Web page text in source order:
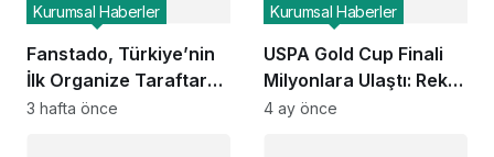
Fanstado, Türkiye’nin
İlk Organize Taraftar
Tribün Ağını Kuruyor:
Kurumsal Haberler
3 hafta önce
USPA Gold Cup Finali
Milyonlara Ulaştı: Rekor
Seyirci ESPN ve Global
Kurumsal Haberler
4 ay önce